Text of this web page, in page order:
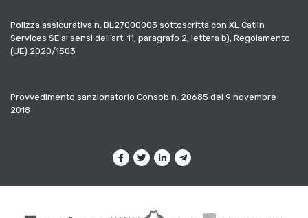
Polizza assicurativa n. BL27000003 sottoscritta con XL Catlin
Services SE ai sensi dell’art. 11, paragrafo 2, lettera b), Regolamento
(UE) 2020/1503
Provvedimento sanzionatorio Consob n. 20685 del 9 novembre
2018